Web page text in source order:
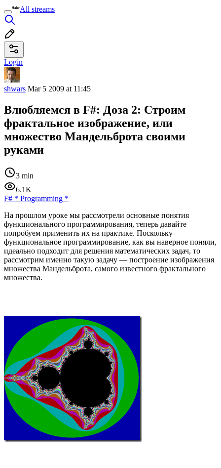
All streams
Login
shwars Mar 5 2009 at 11:45
Влюбляемся в F#: Доза 2: Строим
фрактальное изображение, или
множество Мандельброта своими
руками
3 min
6.1K
F# * Programming *
На прошлом уроке мы рассмотрели основные понятия
функционального программирования, теперь давайте
попробуем применить их на практике. Поскольку
функциональное программирование, как вы наверное поняли,
идеально подходит для решения математических задач, то
рассмотрим именно такую задачу — построение изображения
множества Мандельброта, самого известного фрактального
множества.